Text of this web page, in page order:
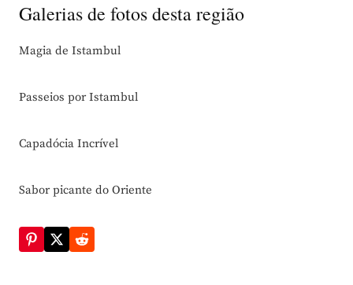
Galerias de fotos desta região
Magia de Istambul
Passeios por Istambul
Capadócia Incrível
Sabor picante do Oriente